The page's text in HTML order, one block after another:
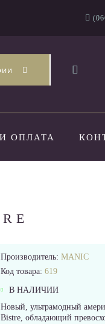
ОПЛАТА
Производитель: MANIC
Код товара: 619
В НАЛИЧИИ
Новый, ультрамодный
Bistre, обладающий